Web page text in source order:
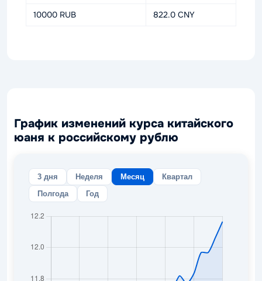
10000 RUB 822.0 CNY
График изменений курса китайского
юаня к российскому рублю
3 дня Неделя Месяц
Квартал
Полгода
Год